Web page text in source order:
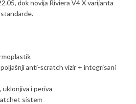
dok novija Riviera V4 X varijanta
anti-scratch vizir + integrisani
i periva
sistem